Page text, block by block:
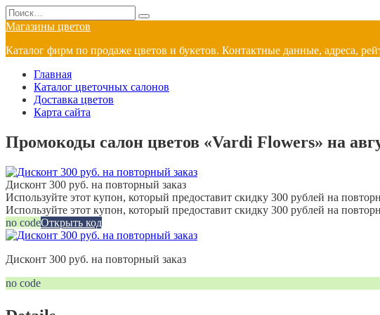
Перейти
к
содержанию
Search
for:
Магазины цветов
Каталог фирм по продаже цветов и букетов. Контактные данные, адреса,
Главная
Каталог цветочных салонов
Доставка цветов
Карта сайта
Промокоды салон цветов «Vardi Flowers» на
Дисконт 300 руб. на повторный заказ
Используйте этот купон, который предоставит скидку 300 рублей на
Используйте этот купон, который предоставит скидку 300 рублей на
no codeОткрыть код
Дисконт 300 руб. на повторный заказ
no code